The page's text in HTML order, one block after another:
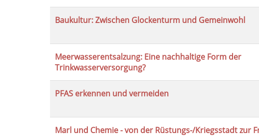
Baukultur: Zwischen Glockenturm und Gemeinwohl
Meerwasserentsalzung: Eine nachhaltige Form der
Trinkwasserversorgung?
PFAS erkennen und vermeiden
Marl und Chemie - von der Rüstungs-/Kriegsstadt zur